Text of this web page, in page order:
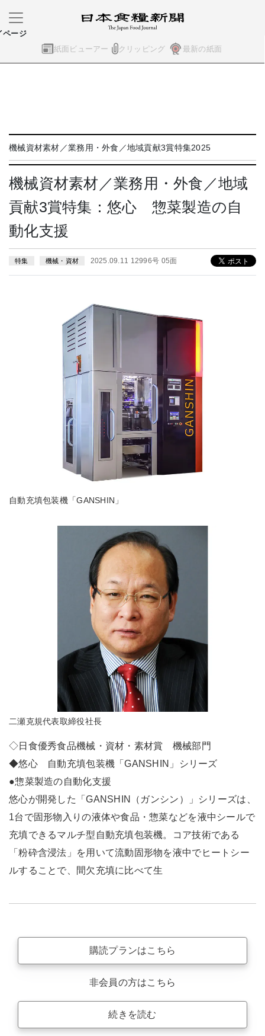
紙面ビューアー クリッピング 最新の紙面
ページ
機械資材素材／業務用・外食／地域貢献3賞特集2025
機械資材素材／業務用・外食／地域
貢献3賞特集：悠心 惣菜製造の自
動化支援
特集 機械・資材 2025.09.11 12996号 05面
自動充填包装機「GANSHIN」
二瀬克規代表取締役社長
◇日食優秀食品機械・資材・素材賞 機械部門
◆悠心 自動充填包装機「GANSHIN」シリーズ
●惣菜製造の自動化支援
悠心が開発した「GANSHIN（ガンシン）」シリーズは、
1台で固形物入りの液体や食品・惣菜などを液中シールで
充填できるマルチ型自動充填包装機。コア技術である
「粉砕含浸法」を用いて流動固形物を液中でヒートシー
ルすることで、間欠充填に比べて生
購読プランはこちら
非会員の方はこちら
続きを読む